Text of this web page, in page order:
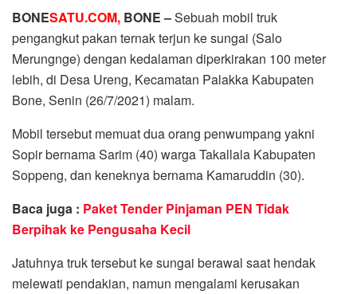
BONESATU.COM, BONE –Sebuah mobil truk
pengangkut pakan ternak terjun ke sungai (Salo
Merungnge) dengan kedalaman diperkirakan 100 meter
lebih, di Desa Ureng, Kecamatan Palakka Kabupaten
Bone, Senin (26/7/2021) malam.
Mobil tersebut memuat dua orang penwumpang yakni
Sopir bernama Sarim (40) warga Takallala Kabupaten
Soppeng, dan keneknya bernama Kamaruddin (30).
Baca juga : Paket Tender Pinjaman PEN Tidak
Berpihak ke Pengusaha Kecil
Jatuhnya truk tersebut ke sungai berawal saat hendak
melewati pendakian, namun mengalami kerusakan